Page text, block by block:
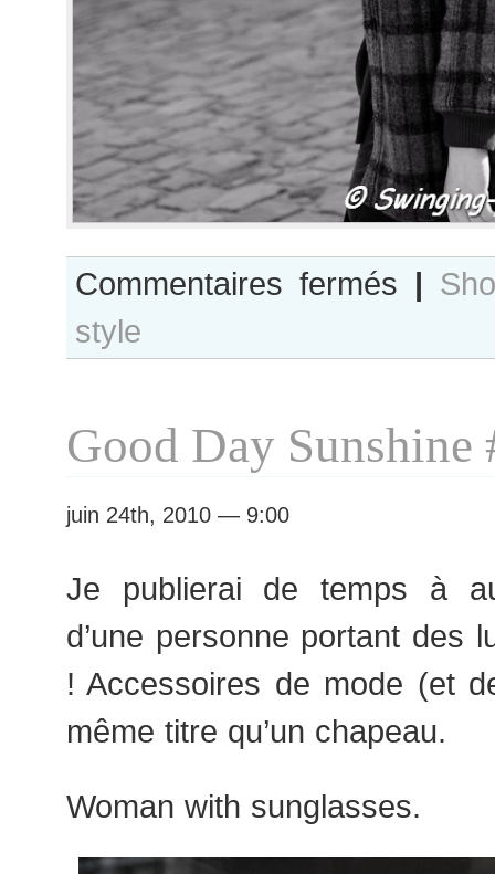
Commentaires fermés Rianne
Haken
|
style
Good Day Sunshine
juin 24th, 2010 — 9:00
Je publierai de temps à
d’une personne portant des
! Accessoires de mode (et
même titre qu’un chapeau.
Woman with sunglasses.